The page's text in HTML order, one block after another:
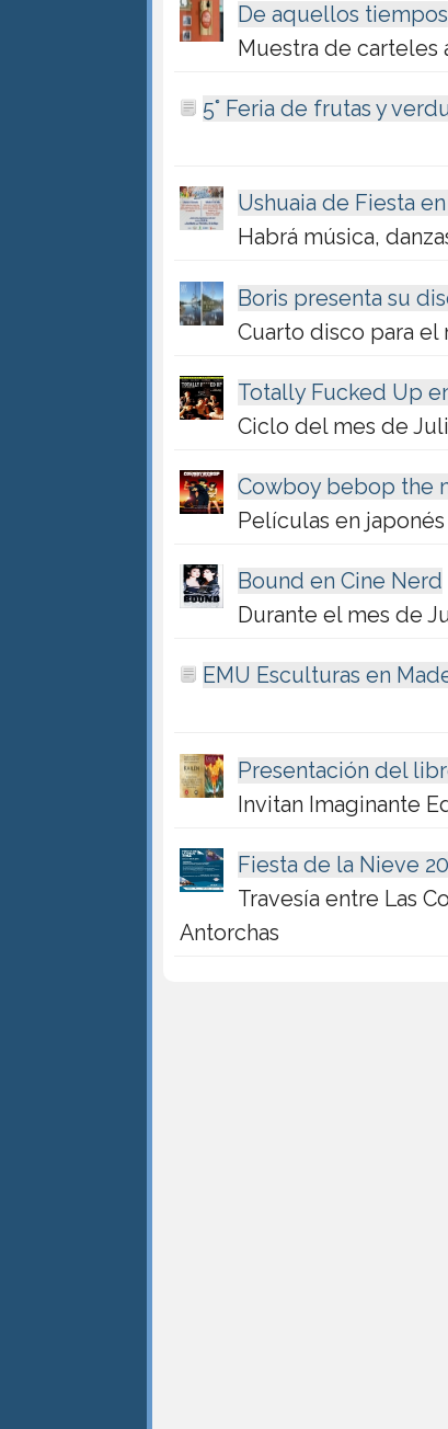
De aquellos tiempos
Muestra de
5° Feria de frutas y
Ushuaia de Fiesta
Habrá música,
Boris presenta su
Cuarto disco para
Totally Fucked Up
Ciclo del mes de
Cowboy bebop the
Películas en
Bound en Cine Nerd
Durante el mes de
EMU Esculturas en
Presentación del
Invitan Imaginante
Fiesta de la Nieve
Travesía entre Las
Antorchas